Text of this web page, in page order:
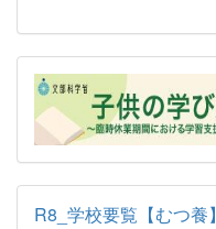
R8_学校要覧【むつ養】